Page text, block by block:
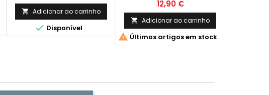
normal
 Adicionar ao carrinho
 Disponível
NÍVEL DA TINTA (ACOMPANHA
COM INSTRUÇÕES) Cor: Preto
Capacidade: 6 ml Rendimento
Médio: 180 Páginas*
Preço
12,90 €
 Adicionar ao carrinho
 Últimos artigos em stock